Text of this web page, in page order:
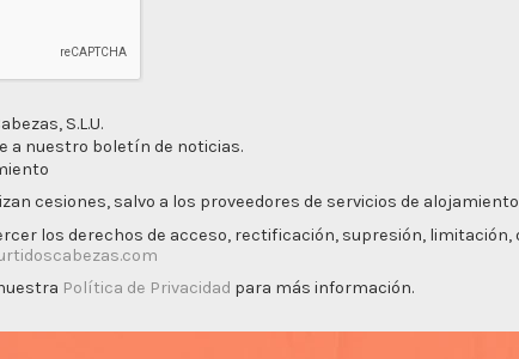
S.L.U.
a nuestro boletín de noticias.
cesiones, salvo a los proveedores de servicios de
los derechos de acceso, rectificación, supresión,
Política de Privacidad para más información.